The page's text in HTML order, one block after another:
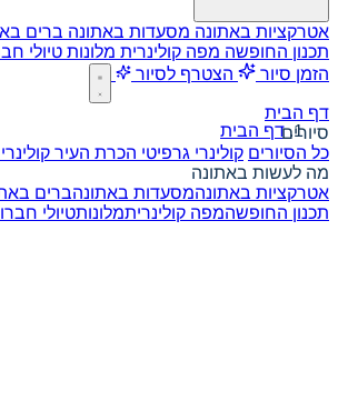
אטרקציות באתונה מסעדות באתונה ברים
תכנון החופשה מפה קולינרית מלונות טיולי
הזמן סיור
הצטרף לסיור
דף הבית
סיורים
כל הסיורים קולינרי גרפיטי הכרת העיר
מה לעשות באתונה
אטרקציות באתונהמסעדות באתונהברים
תכנון החופשהמפה קולינריתמלונותטיולי
דף הבית